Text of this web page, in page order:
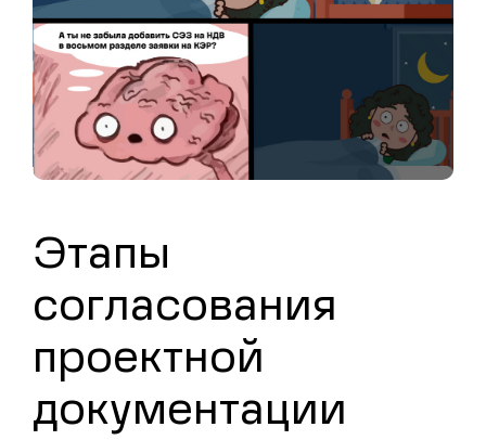
Этапы
согласования
проектной
документации